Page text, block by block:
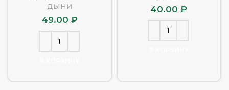
ДЫНИ
49.00 ₽
40.00 ₽